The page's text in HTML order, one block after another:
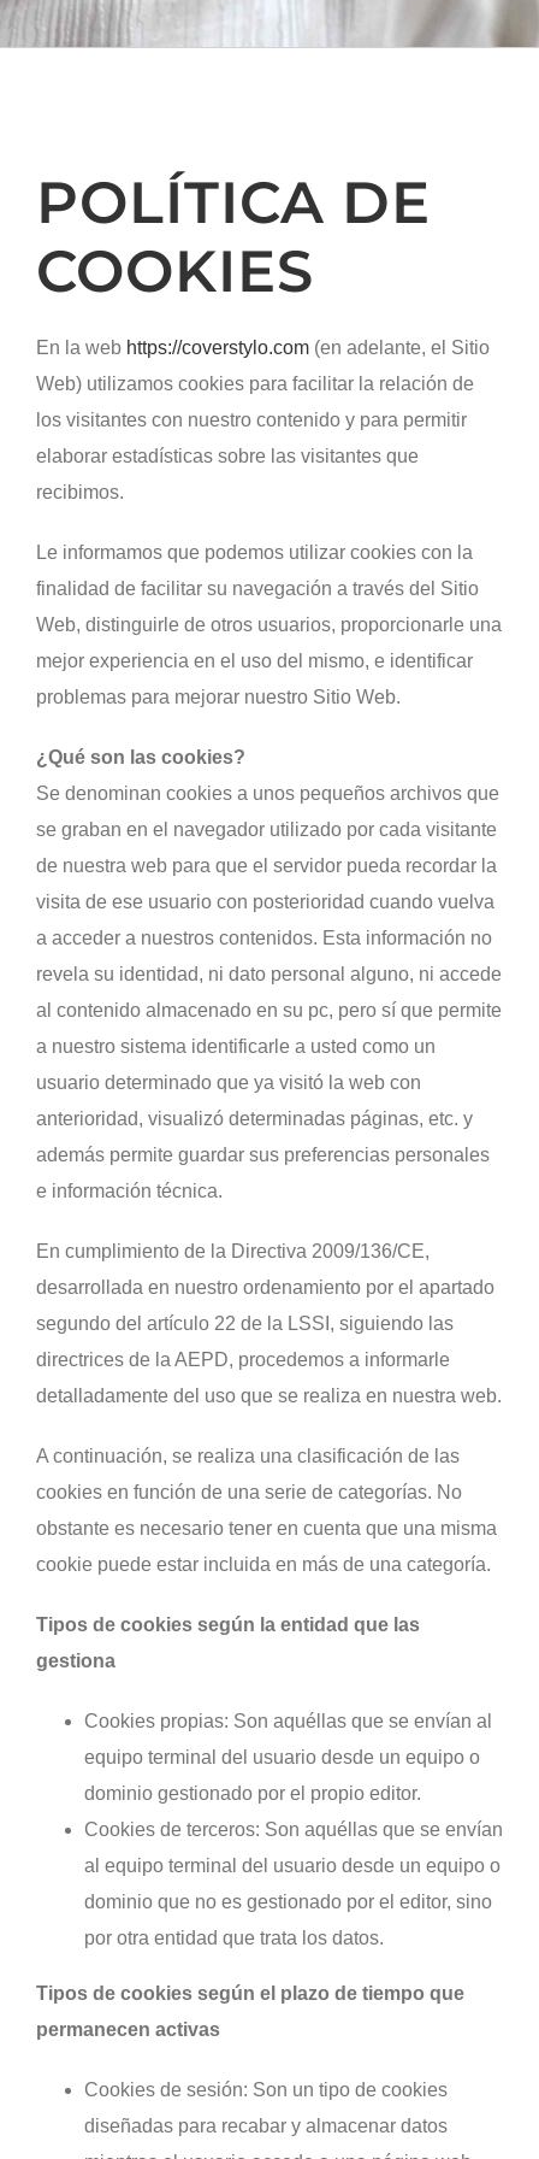
POLÍTICA DE
COOKIES
En la web https://coverstylo.com (en adelante, el Sitio
Web) utilizamos cookies para facilitar la relación de
los visitantes con nuestro contenido y para permitir
elaborar estadísticas sobre las visitantes que
recibimos.
Le informamos que podemos utilizar cookies con la
finalidad de facilitar su navegación a través del Sitio
Web, distinguirle de otros usuarios, proporcionarle una
mejor experiencia en el uso del mismo, e identificar
problemas para mejorar nuestro Sitio Web.
¿Qué son las cookies?
Se denominan cookies a unos pequeños archivos que
se graban en el navegador utilizado por cada visitante
de nuestra web para que el servidor pueda recordar la
visita de ese usuario con posterioridad cuando vuelva
a acceder a nuestros contenidos. Esta información no
revela su identidad, ni dato personal alguno, ni accede
al contenido almacenado en su pc, pero sí que permite
a nuestro sistema identificarle a usted como un
usuario determinado que ya visitó la web con
anterioridad, visualizó determinadas páginas, etc. y
además permite guardar sus preferencias personales
e información técnica.
En cumplimiento de la Directiva 2009/136/CE,
desarrollada en nuestro ordenamiento por el apartado
segundo del artículo 22 de la LSSI, siguiendo las
directrices de la AEPD, procedemos a informarle
detalladamente del uso que se realiza en nuestra web.
A continuación, se realiza una clasificación de las
cookies en función de una serie de categorías. No
obstante es necesario tener en cuenta que una misma
cookie puede estar incluida en más de una categoría.
Tipos de cookies según la entidad que las
gestiona
Cookies propias: Son aquéllas que se envían al
equipo terminal del usuario desde un equipo o
dominio gestionado por el propio editor.
Cookies de terceros: Son aquéllas que se envían
al equipo terminal del usuario desde un equipo o
dominio que no es gestionado por el editor, sino
por otra entidad que trata los datos.
Tipos de cookies según el plazo de tiempo que
permanecen activas
Cookies de sesión: Son un tipo de cookies
diseñadas para recabar y almacenar datos